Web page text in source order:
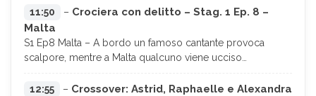
11:50 – Crociera con delitto – Stag. 1 Ep. 8 –
Malta
S1 Ep8 Malta – A bordo un famoso cantante provoca
scalpore, mentre a Malta qualcuno viene ucciso…
12:55 – Crossover: Astrid, Raphaelle e Alexandra